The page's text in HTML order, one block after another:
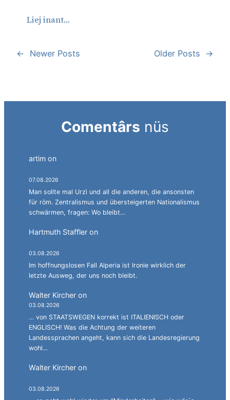
Liej inant…
← Newer Posts Older Posts →
Comentârs nüs
artim on
07.08.2026
Man sollte mal Urzì und all die anderen, die ansonsten
für röm. Zentralismus und übersteigerten Nationalismus
schwärmen, fragen: Wo bleibt…
Hartmuth Staffler on
03.08.2026
Im hoffnungslosen Fall Alperia ist Ironie wirklich der
letzte Ausweg, der uns noch bleibt.
Walter Kircher on
03.08.2026
… von STAATSWEGEN korrekt ist ITALIENISCH oder
ENGLISCH! Was die Achtung der weiteren
Landessprachen angeht, kann sich die Landesregierung
wohl…
Walter Kircher on
03.08.2026